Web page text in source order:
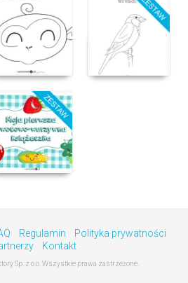
Regulamin
Polityka prywatności
Kontakt
Sp. z o.o. Wszystkie prawa zastrzeżone.